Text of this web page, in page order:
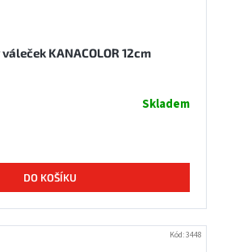
KANACOLOR 12cm
Skladem
DO KOŠÍKU
Kód:3448